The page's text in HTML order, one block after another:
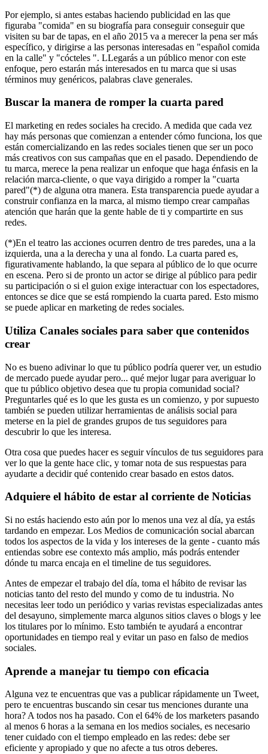
Por ejemplo, si antes estabas haciendo publicidad en las que
figuraba "comida" en su biografía para conseguir conseguir que
visiten su bar de tapas, en el año 2015 va a merecer la pena ser más
específico, y dirigirse a las personas interesadas en "español comida
en la calle" y "cócteles ". LLegarás a un público menor con este
enfoque, pero estarán más interesados en tu marca que si usas
términos muy genéricos, palabras clave generales.
Buscar la manera de romper la cuarta pared
El marketing en redes sociales ha crecido. A medida que cada vez
hay más personas que comienzan a entender cómo funciona, los que
están comercializando en las redes sociales tienen que ser un poco
más creativos con sus campañas que en el pasado. Dependiendo de
tu marca, merece la pena realizar un enfoque que haga énfasis en la
relación marca-cliente, o que vaya dirigido a romper la "cuarta
pared"(*) de alguna otra manera. Esta transparencia puede ayudar a
construir confianza en la marca, al mismo tiempo crear campañas
atención que harán que la gente hable de ti y compartirte en sus
redes.
(*)En el teatro las acciones ocurren dentro de tres paredes, una a la
izquierda, una a la derecha y una al fondo. La cuarta pared es,
figurativamente hablando, la que separa al público de lo que ocurre
en escena. Pero si de pronto un actor se dirige al público para pedir
su participación o si el guion exige interactuar con los espectadores,
entonces se dice que se está rompiendo la cuarta pared. Esto mismo
se puede aplicar en marketing de redes sociales.
Utiliza Canales sociales para saber que contenidos
crear
No es bueno adivinar lo que tu público podría querer ver, un estudio
de mercado puede ayudar pero... qué mejor lugar para averiguar lo
que tu público objetivo desea que tu propia comunidad social?
Preguntarles qué es lo que les gusta es un comienzo, y por supuesto
también se pueden utilizar herramientas de análisis social para
meterse en la piel de grandes grupos de tus seguidores para
descubrir lo que les interesa.
Otra cosa que puedes hacer es seguir vínculos de tus seguidores para
ver lo que la gente hace clic, y tomar nota de sus respuestas para
ayudarte a decidir qué contenido crear basado en estos datos.
Adquiere el hábito de estar al corriente de Noticias
Si no estás haciendo esto aún por lo menos una vez al día, ya estás
tardando en empezar. Los Medios de comunicación social abarcan
todos los aspectos de la vida y los intereses de la gente - cuanto más
entiendas sobre ese contexto más amplio, más podrás entender
dónde tu marca encaja en el timeline de tus seguidores.
Antes de empezar el trabajo del día, toma el hábito de revisar las
noticias tanto del resto del mundo y como de tu industria. No
necesitas leer todo un periódico y varias revistas especializadas antes
del desayuno, simplemente marca algunos sitios claves o blogs y lee
los titulares por lo mínimo. Esto también te ayudará a encontrar
oportunidades en tiempo real y evitar un paso en falso de medios
sociales.
Aprende a manejar tu tiempo con eficacia
Alguna vez te encuentras que vas a publicar rápidamente un Tweet,
pero te encuentras buscando sin cesar tus menciones durante una
hora? A todos nos ha pasado. Con el 64% de los marketers pasando
al menos 6 horas a la semana en los medios sociales, es necesario
tener cuidado con el tiempo empleado en las redes: debe ser
eficiente y apropiado y que no afecte a tus otros deberes.